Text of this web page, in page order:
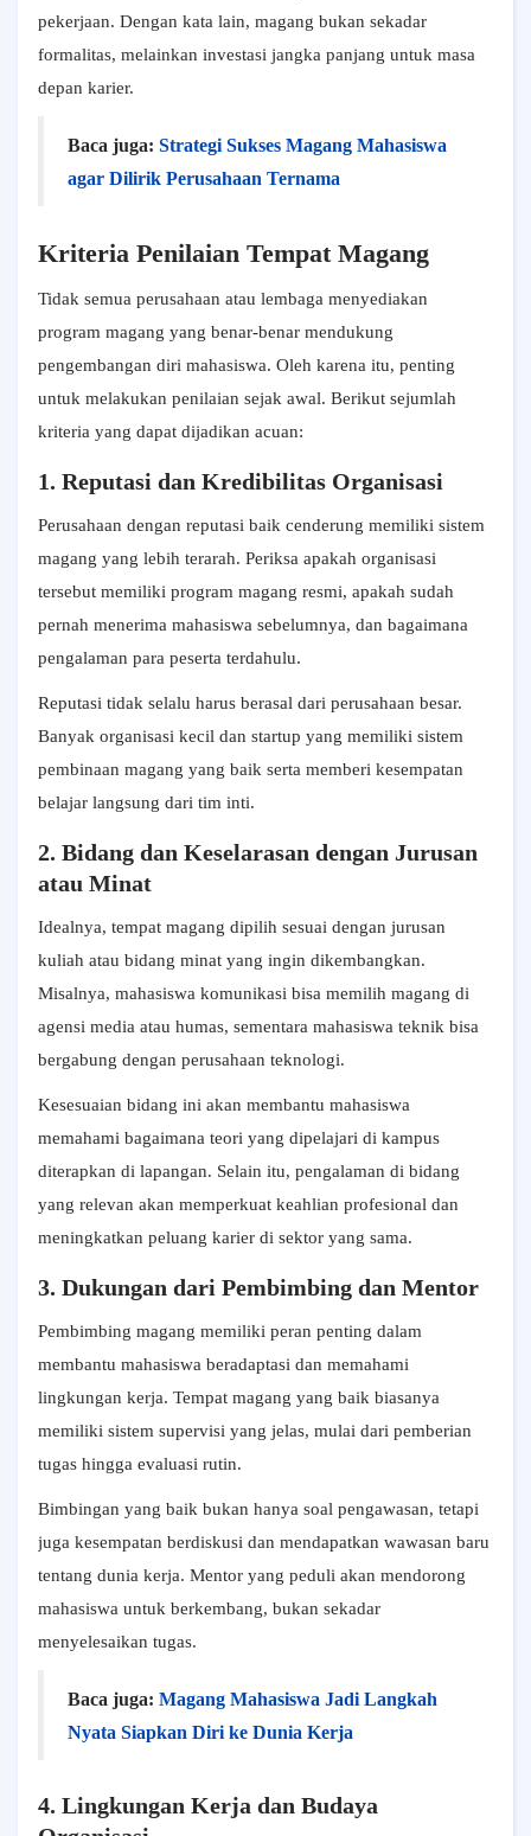
pekerjaan. Dengan kata lain, magang bukan sekadar
formalitas, melainkan investasi jangka panjang untuk masa
depan karier.
Baca juga: Strategi Sukses Magang Mahasiswa
agar Dilirik Perusahaan Ternama
Kriteria Penilaian Tempat Magang
Tidak semua perusahaan atau lembaga menyediakan
program magang yang benar-benar mendukung
pengembangan diri mahasiswa. Oleh karena itu, penting
untuk melakukan penilaian sejak awal. Berikut sejumlah
kriteria yang dapat dijadikan acuan:
1. Reputasi dan Kredibilitas Organisasi
Perusahaan dengan reputasi baik cenderung memiliki sistem
magang yang lebih terarah. Periksa apakah organisasi
tersebut memiliki program magang resmi, apakah sudah
pernah menerima mahasiswa sebelumnya, dan bagaimana
pengalaman para peserta terdahulu.
Reputasi tidak selalu harus berasal dari perusahaan besar.
Banyak organisasi kecil dan startup yang memiliki sistem
pembinaan magang yang baik serta memberi kesempatan
belajar langsung dari tim inti.
2. Bidang dan Keselarasan dengan Jurusan
atau Minat
Idealnya, tempat magang dipilih sesuai dengan jurusan
kuliah atau bidang minat yang ingin dikembangkan.
Misalnya, mahasiswa komunikasi bisa memilih magang di
agensi media atau humas, sementara mahasiswa teknik bisa
bergabung dengan perusahaan teknologi.
Kesesuaian bidang ini akan membantu mahasiswa
memahami bagaimana teori yang dipelajari di kampus
diterapkan di lapangan. Selain itu, pengalaman di bidang
yang relevan akan memperkuat keahlian profesional dan
meningkatkan peluang karier di sektor yang sama.
3. Dukungan dari Pembimbing dan Mentor
Pembimbing magang memiliki peran penting dalam
membantu mahasiswa beradaptasi dan memahami
lingkungan kerja. Tempat magang yang baik biasanya
memiliki sistem supervisi yang jelas, mulai dari pemberian
tugas hingga evaluasi rutin.
Bimbingan yang baik bukan hanya soal pengawasan, tetapi
juga kesempatan berdiskusi dan mendapatkan wawasan baru
tentang dunia kerja. Mentor yang peduli akan mendorong
mahasiswa untuk berkembang, bukan sekadar
menyelesaikan tugas.
Baca juga: Magang Mahasiswa Jadi Langkah
Nyata Siapkan Diri ke Dunia Kerja
4. Lingkungan Kerja dan Budaya